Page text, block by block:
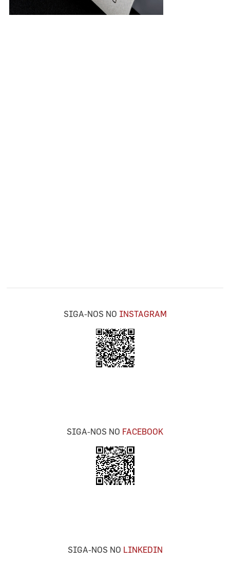
SIGA-NOS NO INSTAGRAM
SIGA-NOS NO FACEBOOK
SIGA-NOS NO LINKEDIN